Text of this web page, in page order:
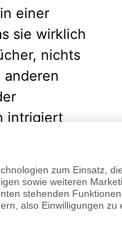
einer
sie wirklich
nichts
anderen
intrigiert
an
unter
ihren